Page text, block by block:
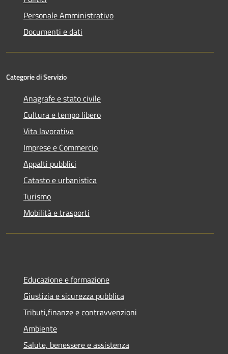
Personale Amministrativo
Documenti e dati
Categorie di Servizio
Anagrafe e stato civile
Cultura e tempo libero
Vita lavorativa
Imprese e Commercio
Appalti pubblici
Catasto e urbanistica
Turismo
Mobilità e trasporti
Educazione e formazione
Giustizia e sicurezza pubblica
Tributi,finanze e contravvenzioni
Ambiente
Salute, benessere e assistenza